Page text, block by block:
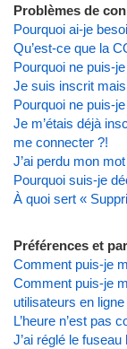
Problèmes de
Pourquoi ai-je
Qu’est-ce que la
Pourquoi ne puis-
Je suis inscrit
Pourquoi ne puis-
Je m’étais déjà
me connecter ?!
J’ai perdu mon
Pourquoi suis-je
À quoi sert «
Préférences et
Comment puis-je
Comment puis-je
utilisateurs en ligne
L’heure n’est pas
J’ai réglé le fuseau